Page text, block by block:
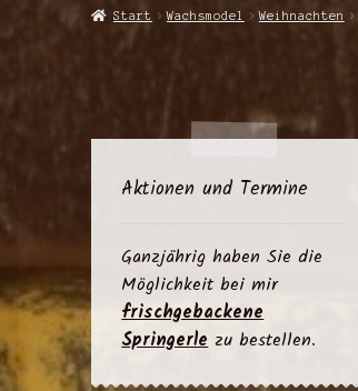
Start Wachsmodel Weihnachten
Aktionen und Termine
Ganzjährig haben Sie die
Möglichkeit bei mir
frischgebackene
Springerlezu bestellen.